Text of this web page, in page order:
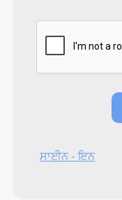
ਸਾਈਨ - ਇਨ